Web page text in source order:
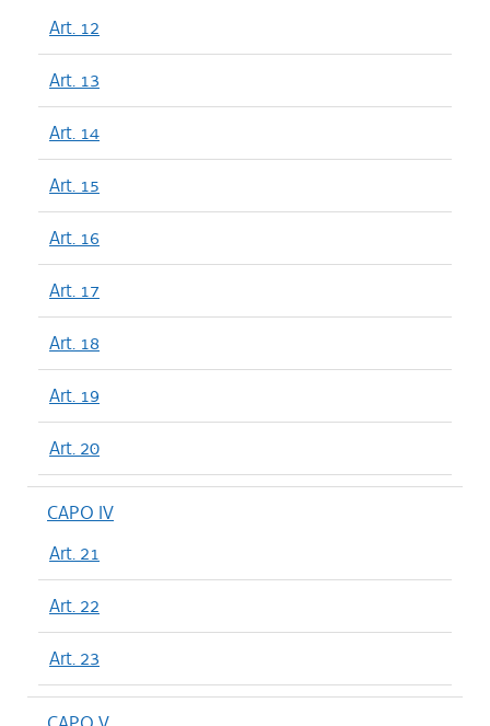
Art. 12
Art. 13
Art. 14
Art. 15
Art. 16
Art. 17
Art. 18
Art. 19
Art. 20
CAPO IV
Art. 21
Art. 22
Art. 23